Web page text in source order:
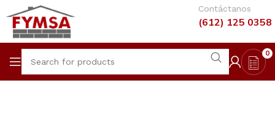
Contáctanos
(612) 125 0358
0